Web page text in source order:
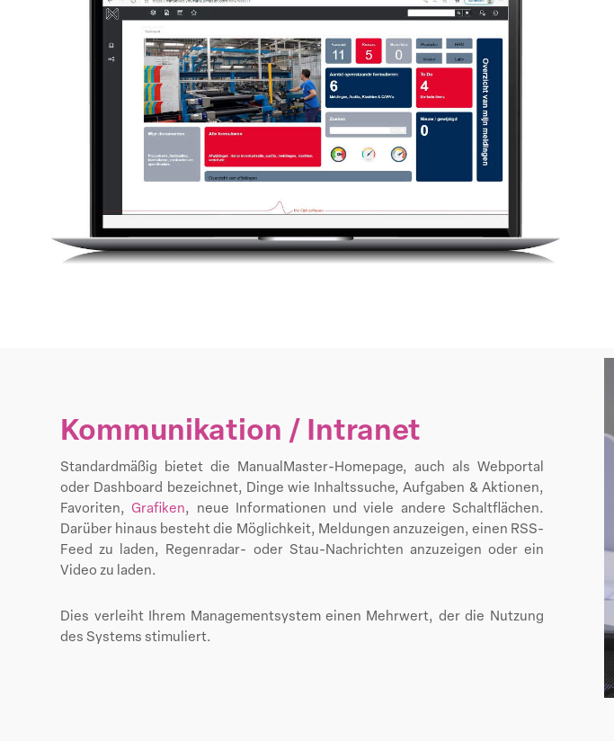
Kommunikation / Intranet
Standardmäßig bietet die ManualMaster-Homepage, auch als Webportal
oder Dashboard bezeichnet, Dinge wie Inhaltssuche, Aufgaben & Aktionen,
Favoriten,Grafiken, neue Informationen und viele andere Schaltflächen.
Darüber hinaus besteht die Möglichkeit, Meldungen anzuzeigen, einen RSS-
Feed zu laden, Regenradar- oder Stau-Nachrichten anzuzeigen oder ein
Video zu laden.
Dies verleiht Ihrem Managementsystem einen Mehrwert, der die Nutzung
des Systems stimuliert.